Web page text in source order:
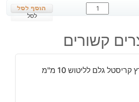
כמות
של
מלוטש
לשיבוץ
קבושון
לסל
קשורים
קריסטל גלם לליטוש 10 מ"מ